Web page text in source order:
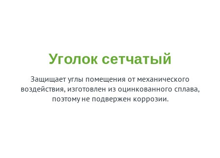
Уголок сетчатый
Защищает углы помещения от механического
воздействия, изготовлен из оцинкованного сплава,
поэтому не подвержен коррозии.